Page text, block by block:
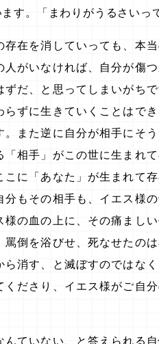
す。「まわりがうるさいっ
在を消していっても、本
人がいなければ、自分が傷
だ、と思ってしまいがち
ずに生きていくことはで
また逆に自分が相手にそ
「相手」がこの世に生まれ
に「あなた」が生まれて
もその相手も、イエス様
の血の上に、その痛まし
倒を浴びせ、死なせたの
消す、と滅ぼすのではな
くださり、イエス様がご自
ていない、と答えられる